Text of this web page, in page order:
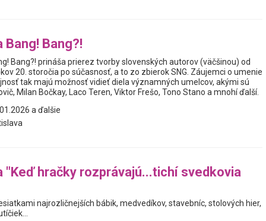
Bang! Bang?!
Bang?! prináša prierez tvorby slovenských autorov (väčšinou) od
20. storočia po súčasnosť, a to zo zbierok SNG. Záujemci o umenie
tak majú možnosť vidieť diela významných umelcov, akými sú
Milan Bočkay, Laco Teren, Viktor Frešo, Tono Stano a mnohí ďalší.
a ďalšie
"Keď hračky rozprávajú...tichí svedkovia
najrozličnejších bábik, medvedíkov, stavebníc, stolových hier,